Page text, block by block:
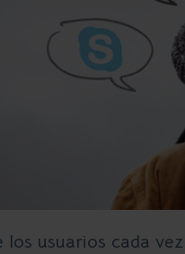
los usuarios cada